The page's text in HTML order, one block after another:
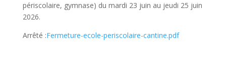
périscolaire, gymnase) du mardi 23 juin au jeudi 25 juin
2026.
Arrêté :Fermeture-ecole-periscolaire-cantine.pdf